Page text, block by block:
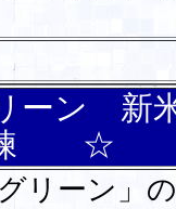
ーン 新
練 ☆
リーン」